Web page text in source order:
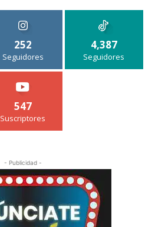
252
Seguidores
4,387
Seguidores
547
Suscriptores
- Publicidad -